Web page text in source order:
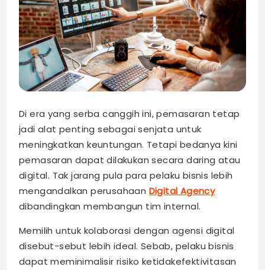
Di era yang serba canggih ini, pemasaran tetap
jadi alat penting sebagai senjata untuk
meningkatkan keuntungan. Tetapi bedanya kini
pemasaran dapat dilakukan secara daring atau
digital. Tak jarang pula para pelaku bisnis lebih
mengandalkan perusahaan Digital Agency
dibandingkan membangun tim internal.
Memilih untuk kolaborasi dengan agensi digital
disebut-sebut lebih ideal. Sebab, pelaku bisnis
dapat meminimalisir risiko ketidakefektivitasan